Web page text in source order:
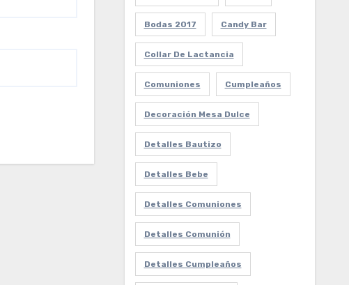
Bodas 2017 Candy Bar
Collar De Lactancia
Comuniones Cumpleaños
Decoración Mesa Dulce
Detalles Bautizo
Detalles Bebe
Detalles Comuniones
Detalles Comunión
Detalles Cumpleaños